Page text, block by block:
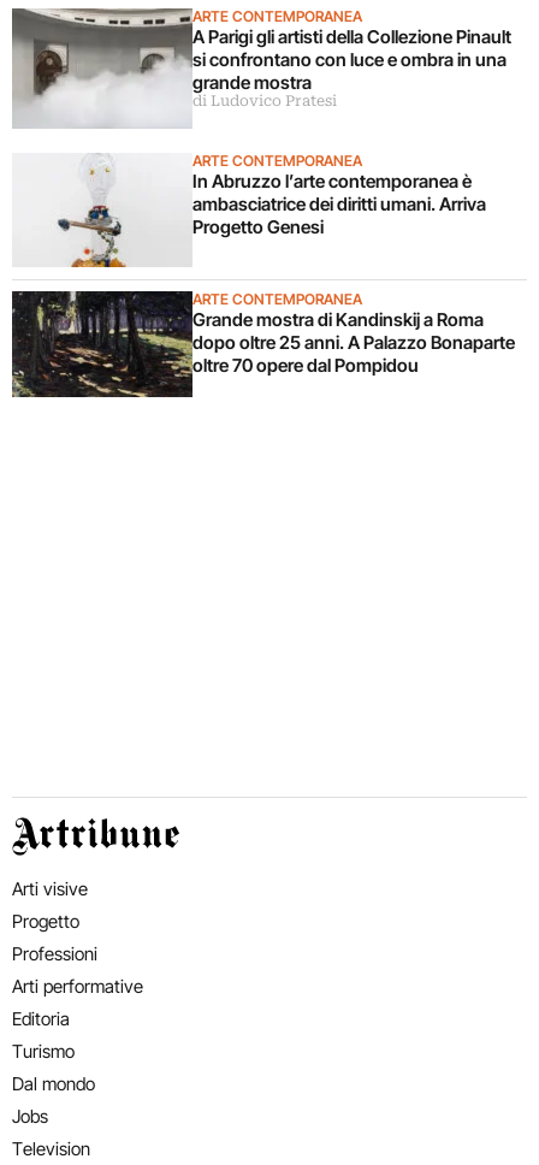
ARTE CONTEMPORANEA
A Parigi gli artisti della Collezione Pinault
si confrontano con luce e ombra in una
grande mostra
di Ludovico Pratesi
ARTE CONTEMPORANEA
In Abruzzo l’arte contemporanea è
ambasciatrice dei diritti umani. Arriva
Progetto Genesi
ARTE CONTEMPORANEA
Grande mostra di Kandinskij a Roma
dopo oltre 25 anni. A Palazzo Bonaparte
oltre 70 opere dal Pompidou
Artribune
Arti visive
Progetto
Professioni
Arti performative
Editoria
Turismo
Dal mondo
Jobs
Television